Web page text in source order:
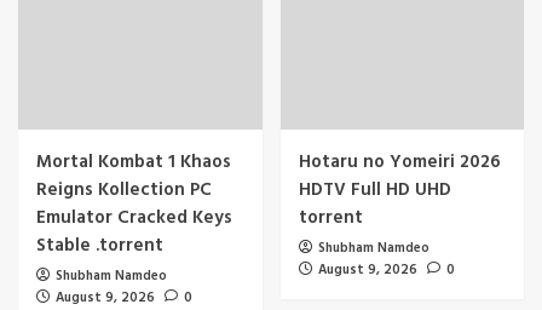
Mortal Kombat 1 Khaos
Reigns Kollection PC
Emulator Cracked Keys
Stable .torrent
Shubham Namdeo
August 9, 2026
0
Hotaru no Yomeiri 2026
HDTV Full HD UHD
torrent
Shubham Namdeo
August 9, 2026
0